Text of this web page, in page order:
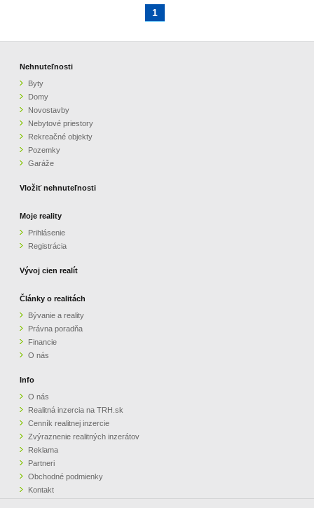
1
Nehnuteľnosti
Byty
Domy
Novostavby
Nebytové priestory
Rekreačné objekty
Pozemky
Garáže
Vložiť nehnuteľnosti
Moje reality
Prihlásenie
Registrácia
Vývoj cien realít
Články o realitách
Bývanie a reality
Právna poradňa
Financie
O nás
Info
O nás
Realitná inzercia na TRH.sk
Cenník realitnej inzercie
Zvýraznenie realitných inzerátov
Reklama
Partneri
Obchodné podmienky
Kontakt